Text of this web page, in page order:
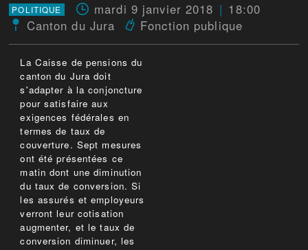
POLITIQUE mardi 9 janvier 2018
18:00
Canton du Jura
Fonction publique
La Caisse de pensions du
canton du Jura doit
s'adapter à la conjoncture
pour satisfaire aux
exigences fédérales en
termes de taux de
couverture. Sept mesures
ont été présentées ce
matin dont une diminution
du taux de conversion. Si
les assurés et employeurs
verront leur cotisation
augmenter, et le taux de
conversion diminuer, les